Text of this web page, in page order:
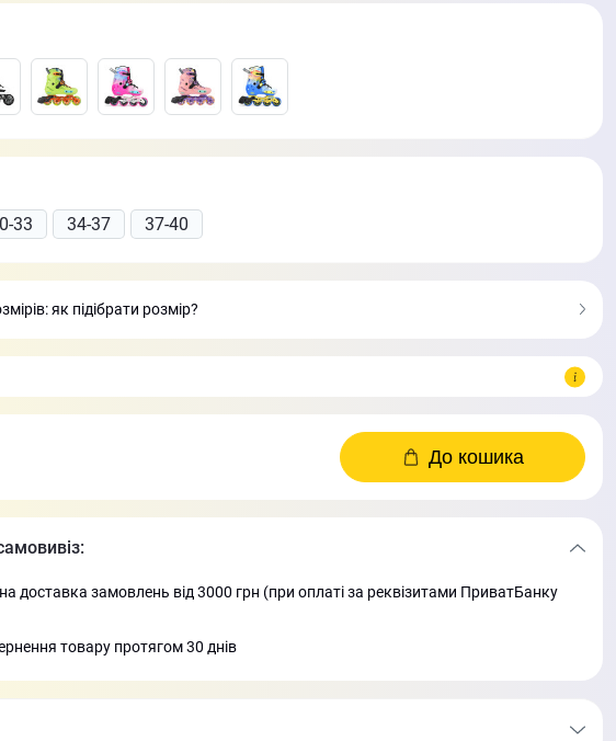
33 34-37 37-40
як підібрати розмір?
До кошика
доставка замовлень від 3000 грн (при оплаті за реквізитами ПриватБанку
товару протягом 30 днів